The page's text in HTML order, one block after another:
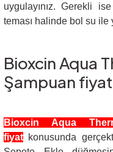
uygulayınız. Gerekli
teması halinde bol su ile
Bioxcin Aqua
Şampuan
Bioxcin Aqua
fiyat konusunda